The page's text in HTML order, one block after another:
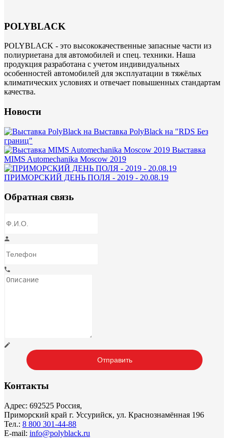
POLYBLACK
POLYBLACK - это высококачественные запасные части из
полиуриетана для автомобилей и спец. техники. Наша
продукция разработана с учетом индивидуальных
особенностей автомобилей для эксплуатации в тяжёлых
климатических условиях и отвечает повышенных стандартам
качества.
Новости
Выставка PolyBlack на "RDS Без
границ"
Выставка
MIMS Automechanika Moscow 2019
ПРИМОРСКИЙ ДЕНЬ ПОЛЯ - 2019 - 20.08.19
Обратная связь
Контакты
Адрес: 692525 Россия,
Приморский край г. Уссурийск, ул. Краснознамённая 196
Тел.: 8 800 301-44-88
E-mail: info@polyblack.ru